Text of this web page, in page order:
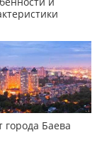
города Баева